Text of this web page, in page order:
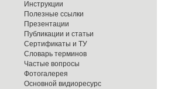
Инструкции
Полезные ссылки
Презентации
Публикации и статьи
Сертификаты и ТУ
Словарь терминов
Частые вопросы
Фотогалерея
Основной видиоресурс